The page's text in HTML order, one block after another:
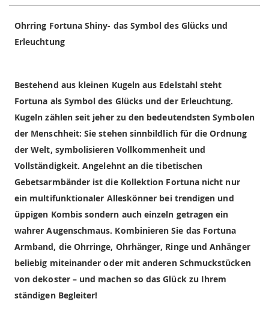
Ohrring Fortuna Shiny- das Symbol des Glücks und
Erleuchtung
Bestehend aus kleinen Kugeln aus Edelstahl steht
Fortuna als Symbol des Glücks und der Erleuchtung.
Kugeln zählen seit jeher zu den bedeutendsten Symbolen
der Menschheit: Sie stehen sinnbildlich für die Ordnung
der Welt, symbolisieren Vollkommenheit und
Vollständigkeit. Angelehnt an die tibetischen
Gebetsarmbänder ist die Kollektion Fortuna nicht nur
ein multifunktionaler Alleskönner bei trendigen und
üppigen Kombis sondern auch einzeln getragen ein
wahrer Augenschmaus. Kombinieren Sie das Fortuna
Armband, die Ohrringe, Ohrhänger, Ringe und Anhänger
beliebig miteinander oder mit anderen Schmuckstücken
von dekoster – und machen so das Glück zu Ihrem
ständigen Begleiter!